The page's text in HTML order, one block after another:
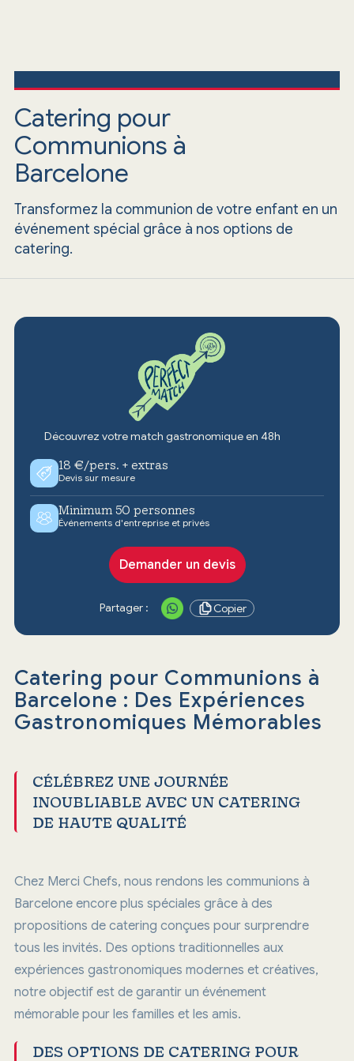
Catering pour
Communions à
Barcelone
Transformez la communion de votre enfant en un
événement spécial grâce à nos options de
catering.
Catering pour Communions à
Barcelone : Des Expériences
Gastronomiques Mémorables
CÉLÉBREZ UNE JOURNÉE
INOUBLIABLE AVEC UN CATERING
DE HAUTE QUALITÉ
Chez Merci Chefs, nous rendons les communions à
Barcelone encore plus spéciales grâce à des
propositions de catering conçues pour surprendre
tous les invités. Des options traditionnelles aux
expériences gastronomiques modernes et créatives,
notre objectif est de garantir un événement
mémorable pour les familles et les amis.
DES OPTIONS DE CATERING POUR
Découvrez votre match gastronomique en 48h
18 €/pers. + extras
Devis sur mesure
Minimum 50 personnes
Événements d'entreprise et privés
Demander un devis
Partager : Copier